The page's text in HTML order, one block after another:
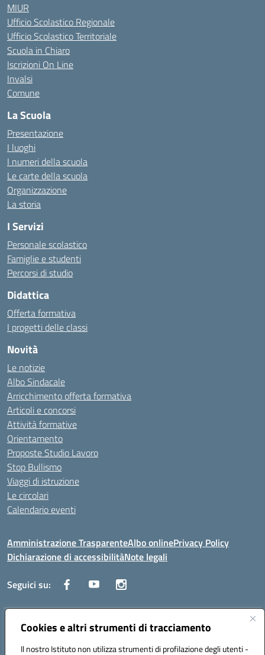
Cookies e altri strumenti di tracciamento
Il nostro Istituto non utilizza strumenti di profilazione degli utenti -
MIUR
Ufficio Scolastico Regionale
Ufficio Scolastico Territoriale
Scuola in Chiaro
Iscrizioni On Line
Invalsi
Comune
La Scuola
Presentazione
I luoghi
I numeri della scuola
Le carte della scuola
Organizzazione
La storia
I Servizi
Personale scolastico
Famiglie e studenti
Percorsi di studio
Didattica
Offerta formativa
I progetti delle classi
Novità
Le notizie
Albo Sindacale
Arricchimento offerta formativa
Articoli e concorsi
Attività formative
Orientamento
Proposte Studio Lavoro
Stop Bullismo
Viaggi di istruzione
Le circolari
Calendario eventi
Amministrazione TrasparenteAlbo onlinePrivacy Policy
Dichiarazione di accessibilitàNote legali
Seguici su:
Indirizzo:Corso Fornari, 1 - 70056 Molfetta
Posta elettronica certificata (PEC):BARH04000D@pec.istruzione.it